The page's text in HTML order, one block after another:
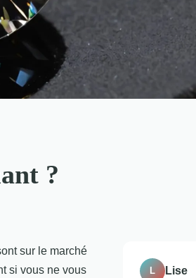
?
sur le marché
si vous ne vous
L Lise